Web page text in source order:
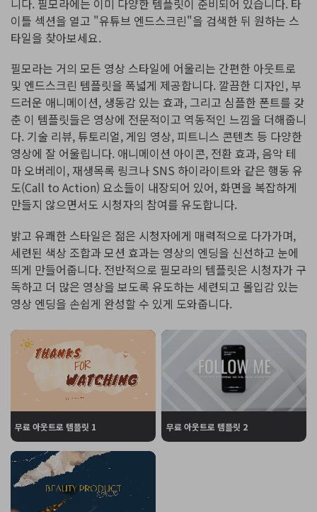
니다. 필모라에는 이미 다양한 템플릿이 준비되어 있습니다. 타
이틀 섹션을 열고 "유튜브 엔드스크린"을 검색한 뒤 원하는 스
타일을 찾아보세요.
필모라는 거의 모든 영상 스타일에 어울리는 간편한 아웃트로
및 엔드스크린 템플릿을 폭넓게 제공합니다. 깔끔한 디자인, 부
드러운 애니메이션, 생동감 있는 효과, 그리고 심플한 폰트를 갖
춘 이 템플릿들은 영상에 전문적이고 역동적인 느낌을 더해줍니
다. 기술 리뷰, 튜토리얼, 게임 영상, 피트니스 콘텐츠 등 다양한
영상에 잘 어울립니다. 애니메이션 아이콘, 전환 효과, 음악 테
마 오버레이, 재생목록 링크나 SNS 하이라이트와 같은 행동 유
도(Call to Action) 요소들이 내장되어 있어, 화면을 복잡하게
만들지 않으면서도 시청자의 참여를 유도합니다.
밝고 유쾌한 스타일은 젊은 시청자에게 매력적으로 다가가며,
세련된 색상 조합과 모션 효과는 영상의 엔딩을 신선하고 눈에
띄게 만들어줍니다. 전반적으로 필모라의 템플릿은 시청자가 구
독하고 더 많은 영상을 보도록 유도하는 세련되고 몰입감 있는
영상 엔딩을 손쉽게 완성할 수 있게 도와줍니다.
무료 아웃트로 템플릿 1 무료 아웃트로 템플릿 2